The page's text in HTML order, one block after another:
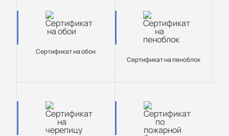
Сертификат на обои
Сертификат на пеноблок